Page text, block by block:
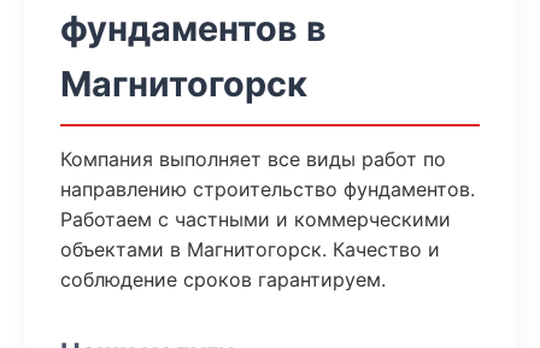
фундаментов в
Магнитогорск
Компания выполняет все виды работ по
направлению строительство фундаментов.
Работаем с частными и коммерческими
объектами в Магнитогорск. Качество и
соблюдение сроков гарантируем.